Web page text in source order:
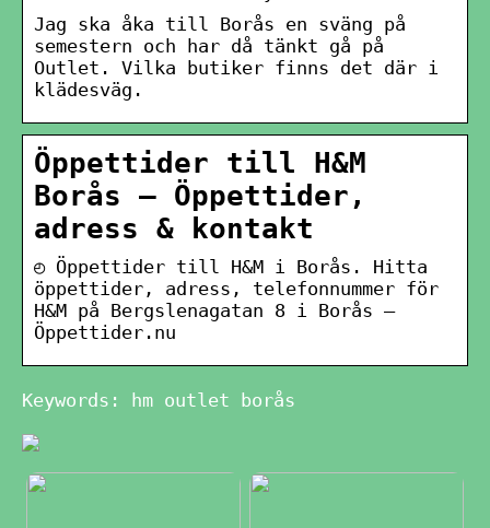
Jag ska åka till Borås en sväng på
semestern och har då tänkt gå på
Outlet. Vilka butiker finns det där i
klädesväg.
Öppettider till H&M
Borås – Öppettider,
adress & kontakt
◴ Öppettider till H&M i Borås. Hitta
öppettider, adress, telefonnummer för
H&M på Bergslenagatan 8 i Borås –
Öppettider.nu
Keywords: hm outlet borås